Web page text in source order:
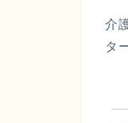
介
タ